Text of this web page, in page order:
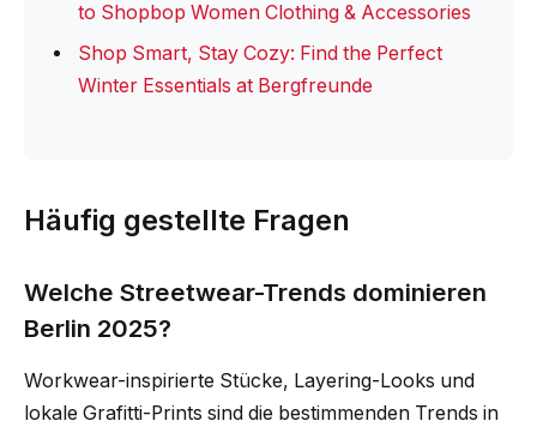
to Shopbop Women Clothing & Accessories
Shop Smart, Stay Cozy: Find the Perfect
Winter Essentials at Bergfreunde
Häufig gestellte Fragen
Welche Streetwear-Trends dominieren
Berlin 2025?
Workwear-inspirierte Stücke, Layering-Looks und
lokale Grafitti-Prints sind die bestimmenden Trends in